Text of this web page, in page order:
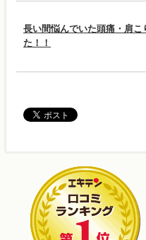
長い間悩んでいた頭痛・肩こ
た！！